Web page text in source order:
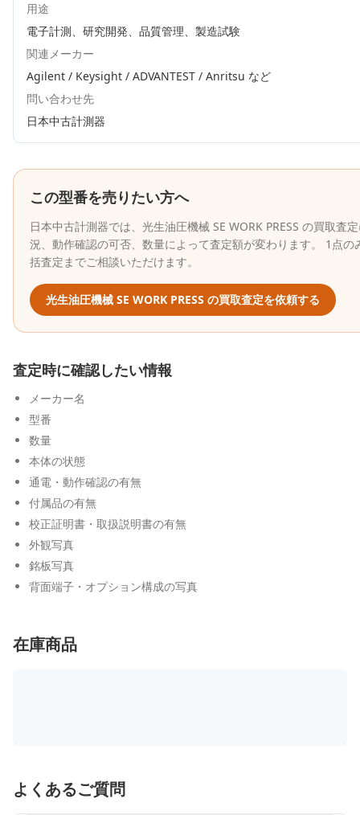
用途
電子計測、研究開発、品質管理、製造試験
関連メーカー
Agilent / Keysight / ADVANTEST / Anritsu など
問い合わせ先
日本中古計測器
この型番を売りたい方へ
日本中古計測器では、 光生油圧機械 SE WORK PRESS の買取査
況、動作確認の可否、数量によって査定額が変わります。 1点
括査定までご相談いただけます。
光生油圧機械 SE WORK PRESS の買取査定を依頼する
査定時に確認したい情報
メーカー名
型番
数量
本体の状態
通電・動作確認の有無
付属品の有無
校正証明書・取扱説明書の有無
外観写真
銘板写真
背面端子・オプション構成の写真
在庫商品
よくあるご質問